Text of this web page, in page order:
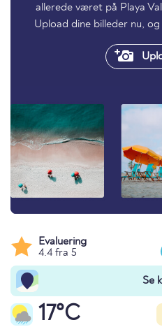
allerede været på Playa
Upload dine billeder nu,
Evaluering
4.4 fra 5
Se
17°C